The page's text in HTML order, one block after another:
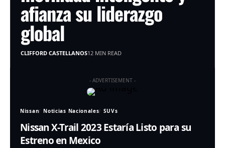
afianza su liderazgo
global
CLIFFORD CASTELLANOS12 MIN READ
- ADVERTISEMENT -
Nissan Noticias Nacionales SUVs
Nissan X-Trail 2023 Estaría Listo para su
Estreno en Mexico